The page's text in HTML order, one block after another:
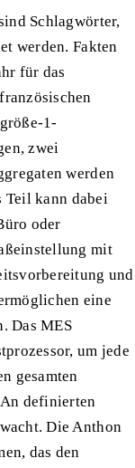
Schlagwörter,
werden. Fakten
für das
1-
zwei
werden
Teil kann dabei
oder
mit
und
eine
Das MES
um jede
gesamten
definierten
Die Anthon
das den